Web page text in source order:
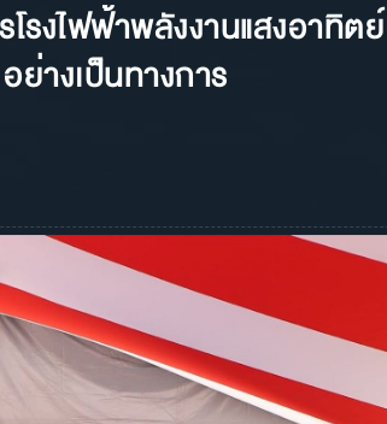
รงไฟฟ้าพลังงานแสงอาทิตย์
ย่างเป็นทางการ